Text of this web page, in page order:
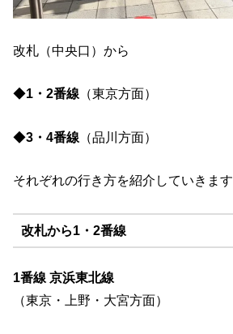
改札（中央口）から
◆1・2番線 （東京方面）
◆3・4番線 （品川方面）
それぞれの行き方を紹介していきます
改札から1・2番線
1番線 京浜東北線
（東京・上野・大宮方面）